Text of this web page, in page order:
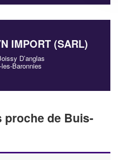
IMPORT (SARL)
D’anglas
Baronnies
proche de Buis-